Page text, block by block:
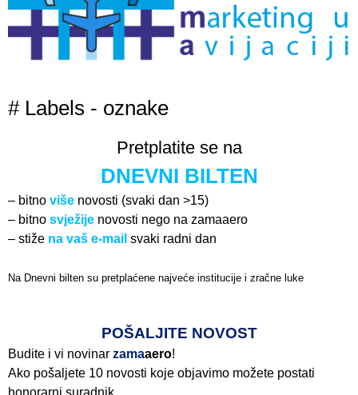
# Labels - oznake
Pretplatite se na
DNEVNI BILTEN
– bitno više novosti (svaki dan >15)
– bitno svježije novosti nego na zamaaero
– stiže na vaš e-mail svaki radni dan
Na Dnevni bilten su pretplaćene najveće institucije i zračne luke
POŠALJITE NOVOST
Budite i vi novinar zamaaero!
Ako pošaljete 10 novosti koje objavimo možete postati
honorarni suradnik